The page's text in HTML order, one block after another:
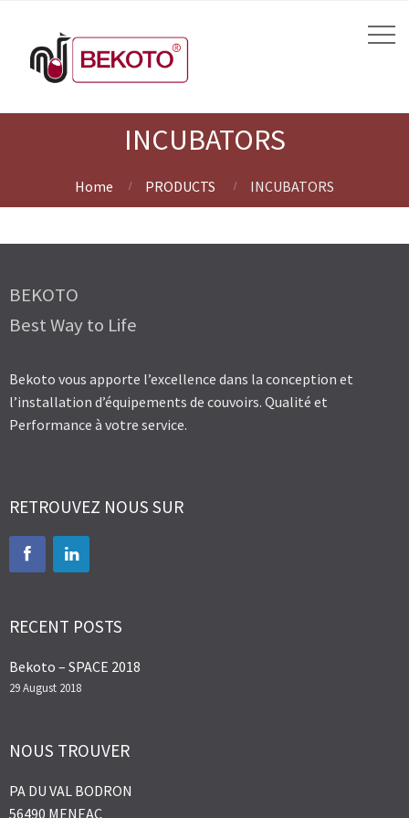
INCUBATORS
Home PRODUCTS INCUBATORS
BEKOTO
Best Way to Life
Bekoto vous apporte l’excellence dans la conception et
l’installation d’équipements de couvoirs. Qualité et
Performance à votre service.
RETROUVEZ NOUS SUR
RECENT POSTS
Bekoto – SPACE 2018
29 August 2018
NOUS TROUVER
PA DU VAL BODRON
56490 MENEAC